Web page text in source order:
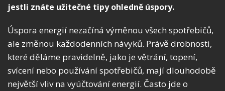
jestli znáte užitečné tipy ohledně úspory.
Úspora energií nezačíná výměnou všech spotřebičů,
ale změnou každodenních návyků. Právě drobnosti,
které děláme pravidelně, jako je větrání, topení,
svícení nebo používání spotřebičů, mají dlouhodobě
největší vliv na vyúčtování energií. Často jde o